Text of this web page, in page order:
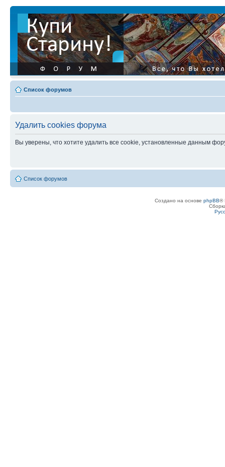
Список форумов
Удалить cookies форума
Вы уверены, что хотите удалить все cookie, установленные данным
Список форумов
Создано на основе phpBB®